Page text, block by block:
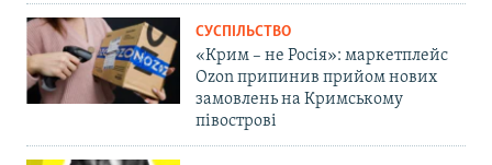
СУСПІЛЬСТВО
«Крим – не Росія»: маркетплейс
Ozon припинив прийом нових
замовлень на Кримському
півострові